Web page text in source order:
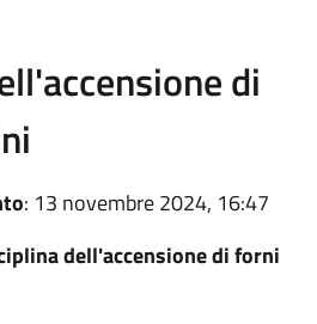
di
: 13 novembre 2024, 16:47
dell'accensione di forni